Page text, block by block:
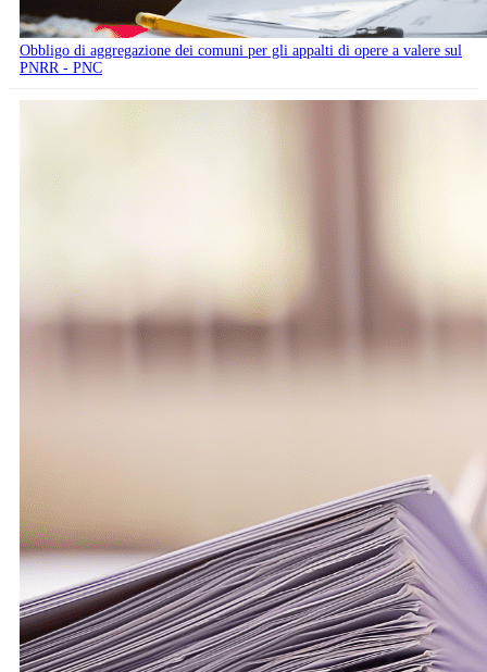
Obbligo di aggregazione dei comuni per gli appalti di opere a valere sul
PNRR - PNC